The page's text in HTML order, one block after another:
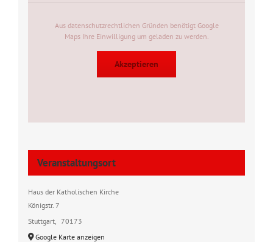
Veranstaltungsort
Haus der Katholischen Kirche
Königstr. 7
Stuttgart,
70173
Google Karte anzeigen
Aus datenschutzrechtlichen Gründen benötigt Google
Maps Ihre Einwilligung um geladen zu werden.
Akzeptieren